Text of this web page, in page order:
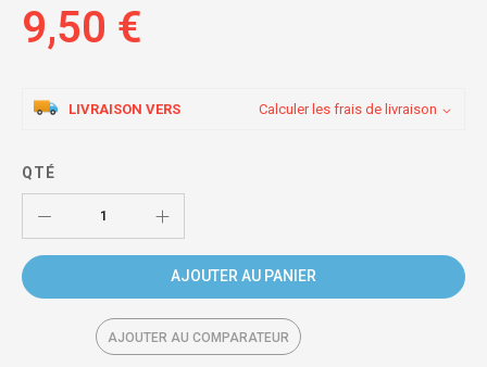
9,50 €
LIVRAISON VERS Calculer les frais de livraison
QTÉ
AJOUTER AU PANIER
AJOUTER AU COMPARATEUR